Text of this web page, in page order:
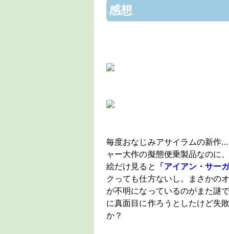
感想
毎度おなじみアサイラムの新作
ャー大作の擬態便乗製品なのに
絵だけ見ると 「アイアン・サ
クっても仕方ないし。まさかの
が不明になっているのがまた謎
に真面目に作ろうとしたけど失
か？